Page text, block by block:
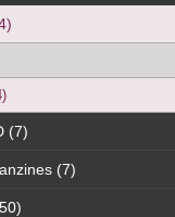
(7)
(7)